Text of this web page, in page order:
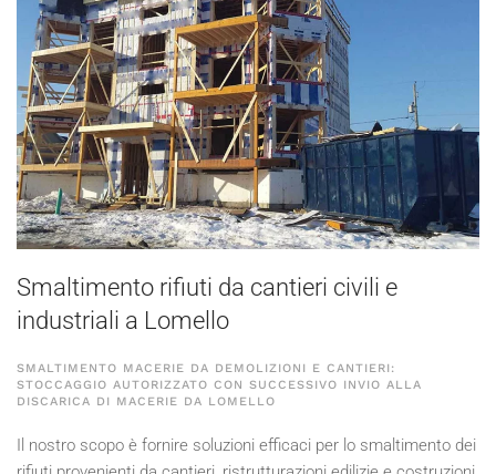
Smaltimento rifiuti da cantieri civili e
industriali a Lomello
SMALTIMENTO MACERIE DA DEMOLIZIONI E CANTIERI:
STOCCAGGIO AUTORIZZATO CON SUCCESSIVO INVIO ALLA
DISCARICA DI MACERIE DA LOMELLO
Il nostro scopo è fornire soluzioni efficaci per lo smaltimento dei